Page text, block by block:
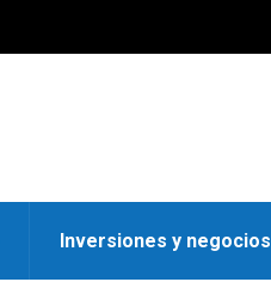
Inversiones y negocios